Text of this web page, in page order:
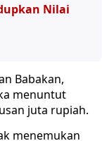
Nilai
Babakan,
menuntut
juta rupiah.
menemukan